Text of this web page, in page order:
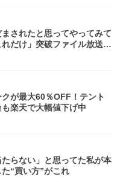
されたと思ってやってみて
れだけ」突破ファイル放送で
が最大60％OFF！テント
も楽天で大幅値下げ中
たらない」と思ってた私が本
“買い方”がこれ